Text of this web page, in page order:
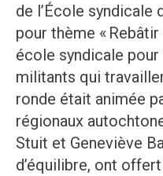
de l’École syndicale
pour thème «
école syndicale
militants qui
ronde était animée
régionaux
Stuit et Geneviève
d’équilibre, ont